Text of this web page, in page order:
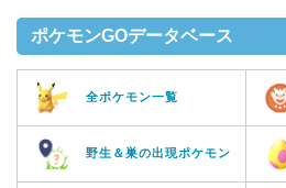
ポケモンGOデータベース
全ポケモン一覧
野生＆巣の出現ポケモン